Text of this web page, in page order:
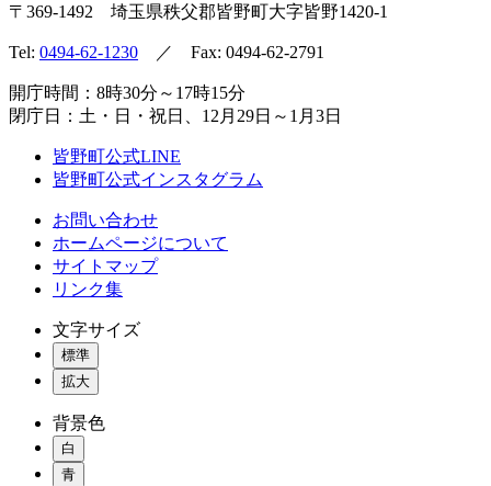
〒369-1492 埼玉県秩父郡皆野町大字皆野1420-1
Tel: 0494-62-1230 ／ Fax: 0494-62-2791
開庁時間：8時30分～17時15分
閉庁日：土・日・祝日、12月29日～1月3日
皆野町公式LINE
皆野町公式インスタグラム
お問い合わせ
ホームページについて
サイトマップ
リンク集
文字サイズ
標準
拡大
背景色
白
青